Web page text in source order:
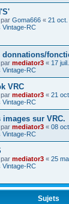
Goma666 « 21 oct.
Vintage-RC
donnations/
mediator3 « 17
Vintage-RC
VRC
mediator3 « 21
Vintage-RC
sur VRC.
mediator3 « 08
Vintage-RC
mediator3 « 25
Vintage-RC
Sujets